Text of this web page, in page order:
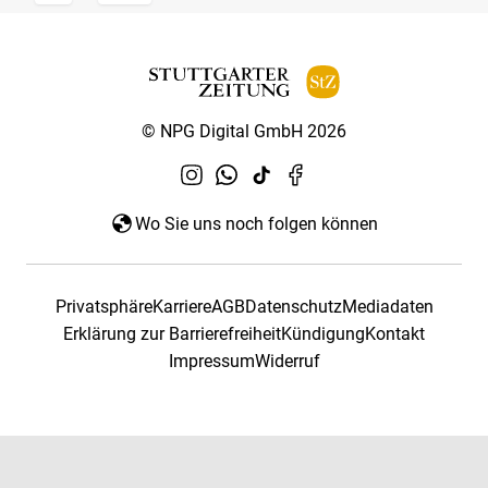
© NPG Digital GmbH 2026
Wo Sie uns noch folgen können
PrivatsphäreKarriereAGBDatenschutzMediadaten
Erklärung zur BarrierefreiheitKündigungKontakt
ImpressumWiderruf